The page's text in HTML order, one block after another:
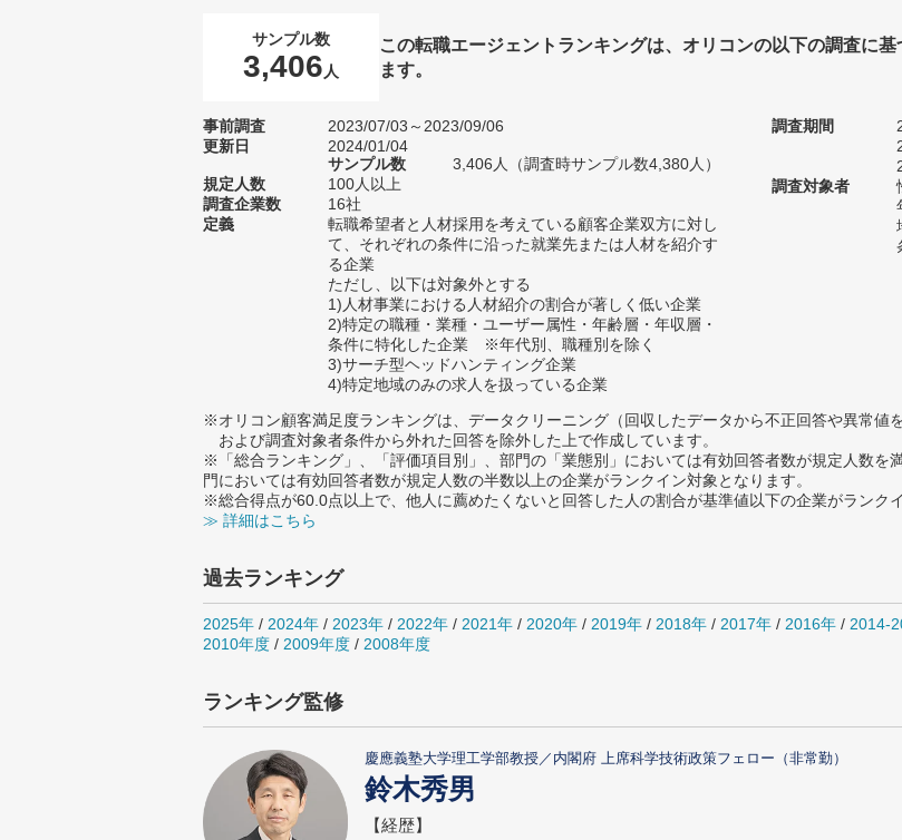
サンプル数
3,406 人
この転職エージェントランキングは、オリコンの以下の調査に基
ます。
事前調査
2023/07/03～2023/09/06
更新日
2024/01/04
サンプル数
3,406人（調査時サンプル数4,380人）
規定人数
100人以上
調査企業数
16社
定義
転職希望者と人材採用を考えている顧客企業双方に対し
て、それぞれの条件に沿った就業先または人材を紹介す
る企業
ただし、以下は対象外とする
1)人材事業における人材紹介の割合が著しく低い企業
2)特定の職種・業種・ユーザー属性・年齢層・年収層・
条件に特化した企業 ※年代別、職種別を除く
3)サーチ型ヘッドハンティング企業
4)特定地域のみの求人を扱っている企業
調査期間
調査対象者
※オリコン顧客満足度ランキングは、データクリーニング（回収したデータから不正回答や異常値を
および調査対象者条件から外れた回答を除外した上で作成しています。
※「総合ランキング」、「評価項目別」、部門の「業態別」においては有効回答者数が規定人数を
門においては有効回答者数が規定人数の半数以上の企業がランクイン対象となります。
※総合得点が60.0点以上で、他人に薦めたくないと回答した人の割合が基準値以下の企業がランク
≫ 詳細はこちら
過去ランキング
2025年 / 2024年 / 2023年 / 2022年 / 2021年 / 2020年 / 2019年 / 2018年 / 2017年 / 2016年 / 2014-
2010年度 / 2009年度 / 2008年度
ランキング監修
慶應義塾大学理工学部教授／内閣府 上席科学技術政策フェロー（非常勤）
鈴木秀男
【経歴】